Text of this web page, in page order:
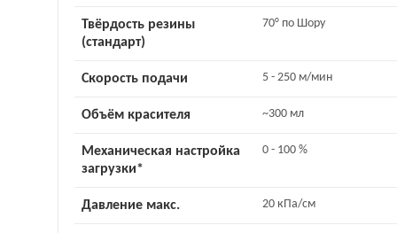
Твёрдость резины
(стандарт)
70° по Шору
Скорость подачи 5 - 250 м/мин
Объём красителя ~300 мл
Механическая настройка
загрузки*
0 - 100 %
Давление макс. 20 кПа/см